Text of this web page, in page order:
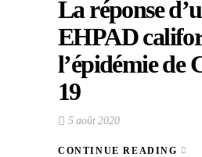
La réponse
EHPAD
l’épidémie de
19
5 août 2020
CONTINUE READING